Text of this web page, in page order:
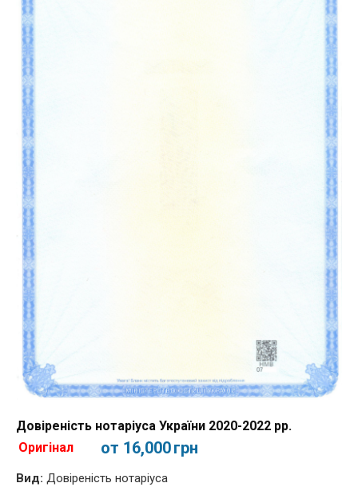
Довіреність нотаріуса України 2020-2022 рр.
Оригінал
от 16,000грн
Вид: Довіреність нотаріуса